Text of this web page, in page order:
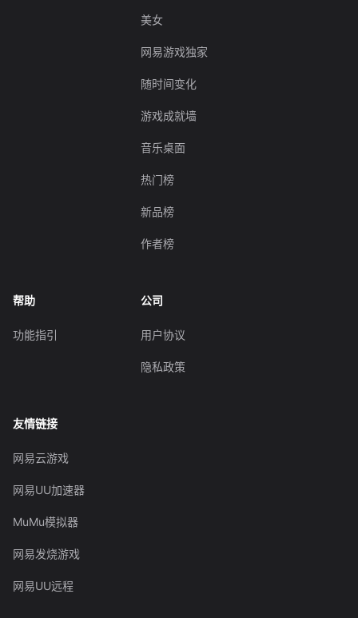
美女
网易游戏独家
随时间变化
游戏成就墙
音乐桌面
热门榜
新品榜
作者榜
帮助
功能指引
公司
用户协议
隐私政策
友情链接
网易云游戏
网易UU加速器
MuMu模拟器
网易发烧游戏
网易UU远程